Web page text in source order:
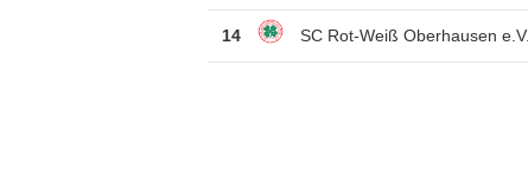
14 SC Rot-Weiß Oberhausen e.V.